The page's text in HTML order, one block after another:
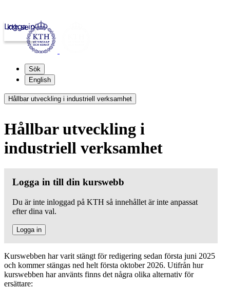
kth.se
Logga in
Sök
English
Hållbar utveckling i industriell verksamhet
Hållbar utveckling i
industriell verksamhet
Logga in till din kurswebb
Du är inte inloggad på KTH så innehållet är inte anpassat
efter dina val.
Logga in
Kurswebben har varit stängt för redigering sedan första juni 2025
och kommer stängas ned helt första oktober 2026. Utifrån hur
kurswebben har använts finns det några olika alternativ för
ersättare: